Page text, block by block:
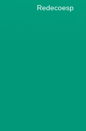
Redecoesp